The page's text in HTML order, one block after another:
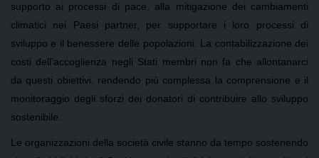
supporto ai processi di pace, alla mitigazione dei cambiamenti
climatici nei Paesi partner, per supportare i loro processi di
sviluppo e il benessere delle popolazioni. La contabilizzazione dei
costi dell’accoglienza negli Stati membri non fa che allontanarci
da questi obiettivi, rendendo più complessa la comprensione e il
monitoraggio degli sforzi dei donatori di contribuire allo sviluppo
sostenibile.
Le organizzazioni della società civile stanno da tempo sostenendo